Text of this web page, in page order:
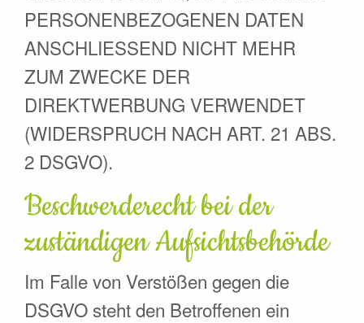
PERSONENBEZOGENEN DATEN
ANSCHLIESSEND NICHT MEHR
ZUM ZWECKE DER
DIREKTWERBUNG VERWENDET
(WIDERSPRUCH NACH ART. 21 ABS.
2 DSGVO).
Beschwerde­recht bei der
zuständigen Aufsichts­behörde
Im Falle von Verstößen gegen die
DSGVO steht den Betroffenen ein